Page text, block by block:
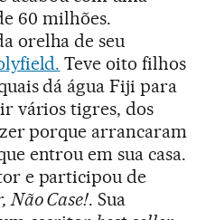
60 milhões.
orelha de seu
Teve oito filhos
dá água Fiji para
vários tigres, dos
porque arrancaram
entrou em sua casa.
e participou de
Não Case!. Sua